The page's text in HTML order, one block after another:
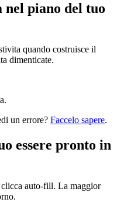
piano del tuo
quando costruisce il
dimenticate.
un errore? Faccelo sapere.
essere pronto in
auto-fill. La maggior